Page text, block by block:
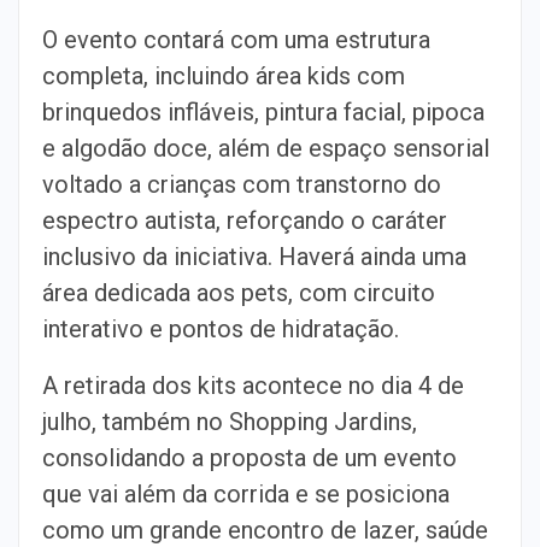
O evento contará com uma estrutura
completa, incluindo área kids com
brinquedos infláveis, pintura facial, pipoca
e algodão doce, além de espaço sensorial
voltado a crianças com transtorno do
espectro autista, reforçando o caráter
inclusivo da iniciativa. Haverá ainda uma
área dedicada aos pets, com circuito
interativo e pontos de hidratação.
A retirada dos kits acontece no dia 4 de
julho, também no Shopping Jardins,
consolidando a proposta de um evento
que vai além da corrida e se posiciona
como um grande encontro de lazer, saúde